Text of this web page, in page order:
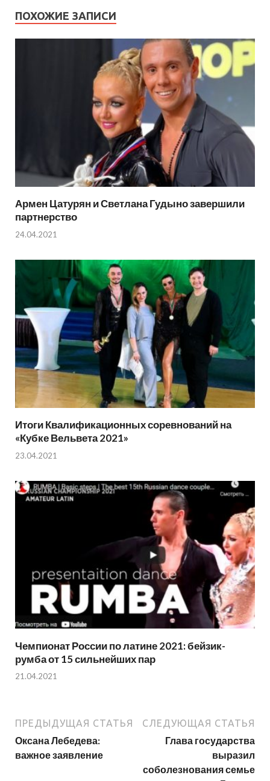
ПОХОЖИЕ ЗАПИСИ
Армен Цатурян и Светлана Гудыно завершили
партнерство
24.04.2021
Итоги Квалификационных соревнований на
«Кубке Вельвета 2021»
23.04.2021
Чемпионат России по латине 2021: бейзик-
румба от 15 сильнейших пар
21.04.2021
ПРЕДЫДУЩАЯ СТАТЬЯ
Оксана Лебедева:
важное заявление
СЛЕДУЮЩАЯ СТАТЬЯ
Глава государства
выразил
соболезнования семье